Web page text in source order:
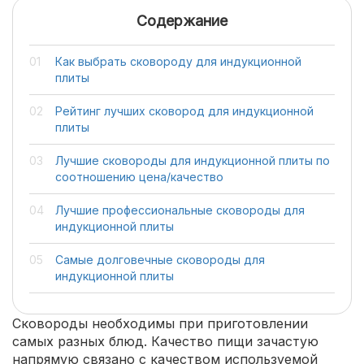
Содержание
Как выбрать сковороду для индукционной
плиты
Рейтинг лучших сковород для индукционной
плиты
Лучшие сковороды для индукционной плиты по
соотношению цена/качество
Лучшие профессиональные сковороды для
индукционной плиты
Самые долговечные сковороды для
индукционной плиты
Сковороды необходимы при приготовлении
самых разных блюд. Качество пищи зачастую
напрямую связано с качеством используемой